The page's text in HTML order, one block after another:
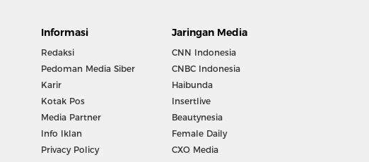
Informasi
Redaksi
Pedoman Media Siber
Karir
Kotak Pos
Media Partner
Info Iklan
Privacy Policy
Jaringan Media
CNN Indonesia
CNBC Indonesia
Haibunda
Insertlive
Beautynesia
Female Daily
CXO Media